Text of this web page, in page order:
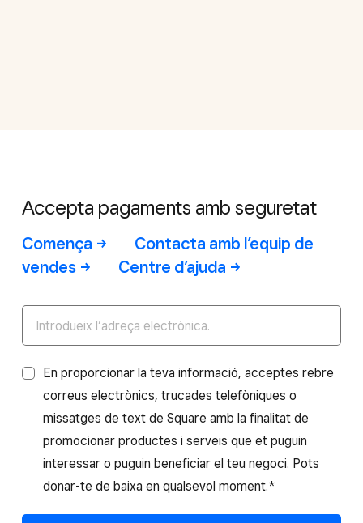
Accepta pagaments amb seguretat
Comença
Contacta amb l’equip de
vendes
Centre d’ajuda
En proporcionar la teva informació, acceptes rebre
correus electrònics, trucades telefòniques o
missatges de text de Square amb la finalitat de
promocionar productes i serveis que et puguin
interessar o puguin beneficiar el teu negoci. Pots
donar-te de baixa en qualsevol moment.*